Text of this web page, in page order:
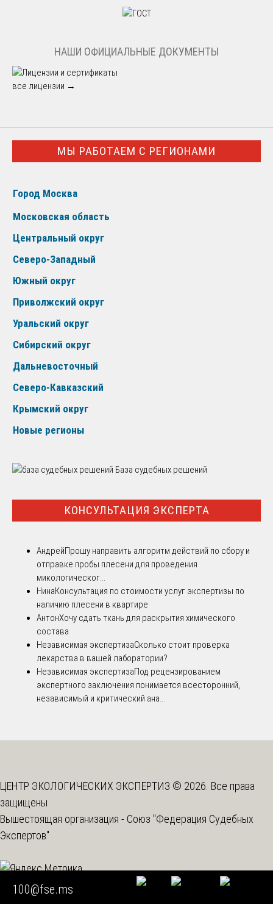
НАШИ ОФИЦИАЛЬНЫЕ ДОКУМЕНТЫ
все лицензии →
МЫ РАБОТАЕМ С РЕГИОНАМИ
Город Москва
Московская область
Центральный округ
Северо-Западный
Южный округ
Приволжский округ
Уральский округ
Сибирский округ
Дальневосточный
Северо-Кавказский
Крымский округ
Новые регионы
База судебных решений
КОНСУЛЬТАЦИЯ ЭКСПЕРТА
АндрейПрошу направить алгоритм действий по сбору и
отправке пробы плесени для проведения
микологическог...
НинаКонсультация по стоимости услуг экспертизы по
наличию плесени в квартире
АнтонХочу сдать ткань для раскрытия химического
состава
Независимая экспертизаСколько стоит проверка
лекарства в вашей лаборатории?
Независимая экспертизаПод рецензированием
экспертного заключения понимается всесторонний,
независимый и критический ана...
ЦЕНТР ЭКОЛОГИЧЕСКИХ ЭКСПЕРТИЗ © 2026. Все права
защищены
Вышестоящая организация - Союз "Федерация Судебных
Экспертов"
100@fse.ms